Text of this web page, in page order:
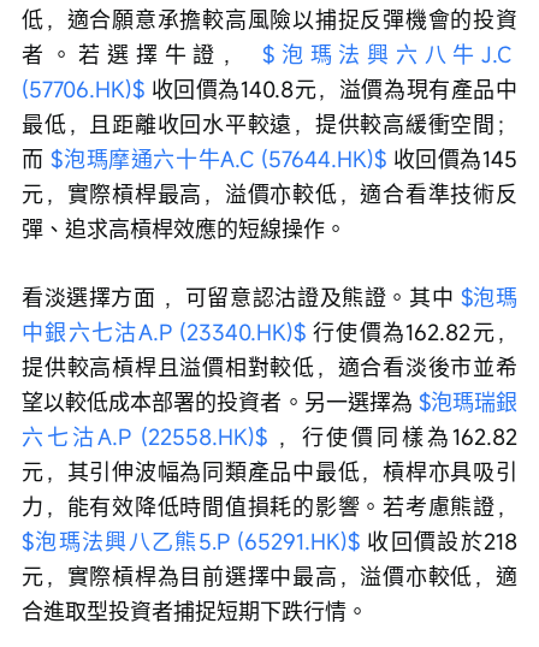
低，適合願意承擔較高風險以捕捉反彈機會的投資
者。若選擇牛證， $泡瑪法興六八牛J.C
(57706.HK)$ 收回價為140.8元，溢價為現有產品中
最低，且距離收回水平較遠，提供較高緩衝空間；
而 $泡瑪摩通六十牛A.C (57644.HK)$ 收回價為145
元，實際槓桿最高，溢價亦較低，適合看準技術反
彈、追求高槓桿效應的短線操作。
看淡選擇方面 ，可留意認沽證及熊證。其中 $泡瑪
中銀六七沽A.P (23340.HK)$ 行使價為162.82元，
提供較高槓桿且溢價相對較低，適合看淡後市並希
望以較低成本部署的投資者。另一選擇為 $泡瑪瑞銀
六七沽A.P (22558.HK)$ ，行使價同樣為162.82
元，其引伸波幅為同類產品中最低，槓桿亦具吸引
力，能有效降低時間值損耗的影響。若考慮熊證，
$泡瑪法興八乙熊5.P (65291.HK)$ 收回價設於218
元，實際槓桿為目前選擇中最高，溢價亦較低，適
合進取型投資者捕捉短期下跌行情。